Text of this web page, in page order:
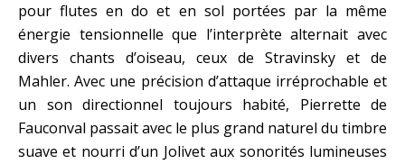
pour flutes en do et en sol portées par la même
énergie tensionnelle que l’interprète alternait avec
divers chants d’oiseau, ceux de Stravinsky et de
Mahler. Avec une précision d’attaque irréprochable et
un son directionnel toujours habité, Pierrette de
Fauconval passait avec le plus grand naturel du timbre
suave et nourri d’un Jolivet aux sonorités lumineuses